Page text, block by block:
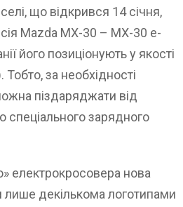
що відкрився 14 січня,
Mazda MX-30 – MX-30 e-
його позиціонують у якості
Тобто, за необхідності
піздаряджати від
спеціального зарядного
електрокросовера нова
лише декількома логотипами